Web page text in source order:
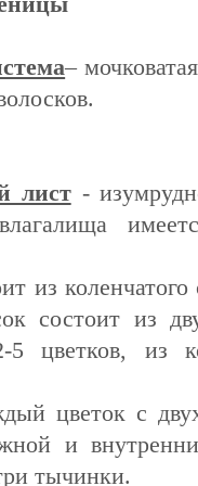
–
лист-
из
состоит из
5 цветков, из
цветок с
и
тычинки.